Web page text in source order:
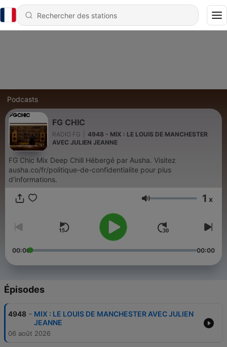
Podcasts
FG CHIC
RADIO FG
4948 - MIX : LE LOUIS DE MANCHESTER
AVEC JULIEN JEANNE
FG Chic Mix Deep Chill Hébergé par Ausha. Visitez
ausha.co/fr/politique-de-confidentialite pour plus
d'informations.
Volume 1 x
00:00 00:00
Épisodes
4948 - MIX : LE LOUIS DE MANCHESTER AVEC JULIEN
JEANNE
06 août 2026